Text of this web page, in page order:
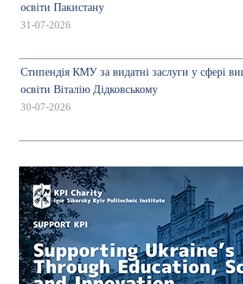
освіти Пакистану
31-07-2026
Стипендія КМУ за видатні заслуги у сфері
освіти Віталію Дідковському
30-07-2026